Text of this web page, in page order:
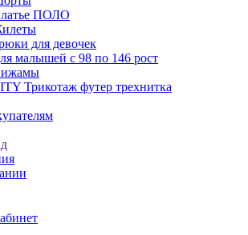
ПОЛО
для девочек
малышей с 98 по 146 рост
Трикотаж футер трехнитка